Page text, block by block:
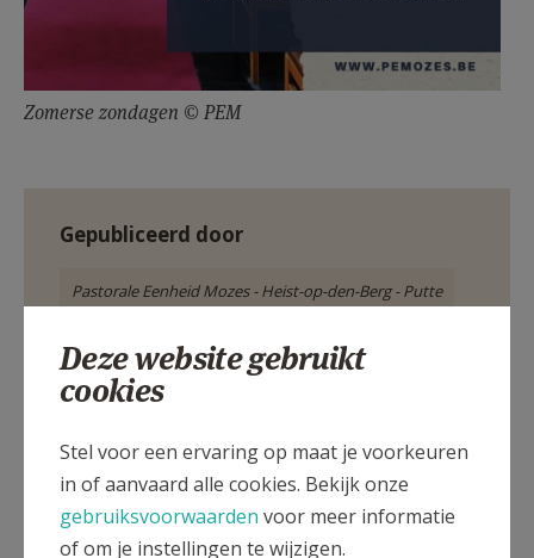
Zomerse zondagen © PEM
Gepubliceerd door
Pastorale Eenheid Mozes - Heist-op-den-Berg - Putte
Meer
Deze website gebruikt
cookies
Stel voor een ervaring op maat je voorkeuren
in of aanvaard alle cookies. Bekijk onze
gebruiksvoorwaarden voor meer informatie
of om je instellingen te wijzigen.